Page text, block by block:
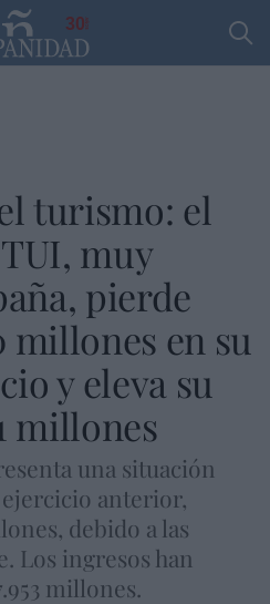
30
turismo: el
muy
pierde
millones en su
y eleva su
millones
una situación
anterior,
debido a las
Los ingresos han
millones.